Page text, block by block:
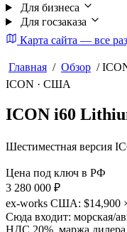
Для бизнеса
Для госзаказа
Карта сайта — все
Главная / Обзор /
ICON · США
ICON i60
Шестиместная версия
Цена под ключ в РФ
3 280 000 ₽
ex-works США: $14,900
Сюда входит: морская/
НДС 20%, маржа дилера